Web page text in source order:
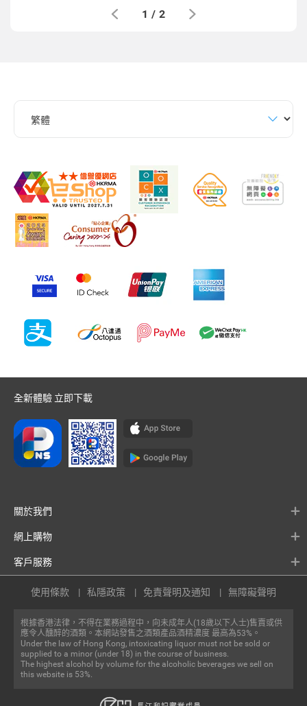
1 / 2
全新體驗 立即下載
關於我們
網上購物
客戶服務
根據香港法律，不得在業務過程中，向未成年人(18歲以下人士)售賣或供
應令人醺醉的酒類。本網站發售之酒類產品酒精濃度 最高為53%。
Under the law of Hong Kong, intoxicating liquor must not be sold or
supplied to a minor (under 18) in the course of business.
The highest alcohol by volume for the alcoholic beverages we sell on
this website is 53%.
使用條款 私隱政策 免責聲明及通知 無障礙聲明